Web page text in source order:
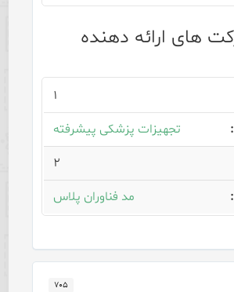
های ارائه دهنده
۱
تجهیزات پزشکی پیشرفته
۲
مد فناوران پلاس
۷۰۵